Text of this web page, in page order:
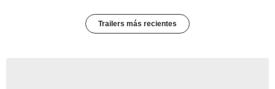
Trailers más recientes